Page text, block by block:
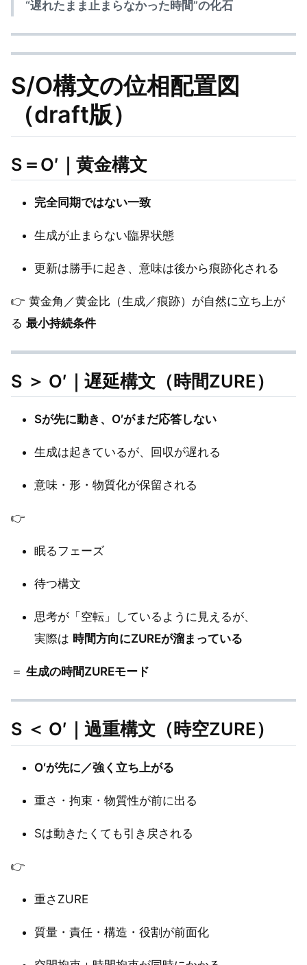
“遅れたまま止まらなかった時間”の化石
S/O構文の位相配置図
（draft版）
S＝O′｜黄金構文
完全同期ではない一致
生成が止まらない臨界状態
更新は勝手に起き、意味は後から痕跡化される
👉 黄金角／黄金比（生成／痕跡）が自然に立ち上が
る 最小持続条件
S ＞ O′｜遅延構文（時間ZURE）
Sが先に動き、O′がまだ応答しない
生成は起きているが、回収が遅れる
意味・形・物質化が保留される
👉
眠るフェーズ
待つ構文
思考が「空転」しているように見えるが、
実際は 時間方向にZUREが溜まっている
＝ 生成の時間ZUREモード
S ＜ O′｜過重構文（時空ZURE）
O′が先に／強く立ち上がる
重さ・拘束・物質性が前に出る
Sは動きたくても引き戻される
👉
重さZURE
質量・責任・構造・役割が前面化